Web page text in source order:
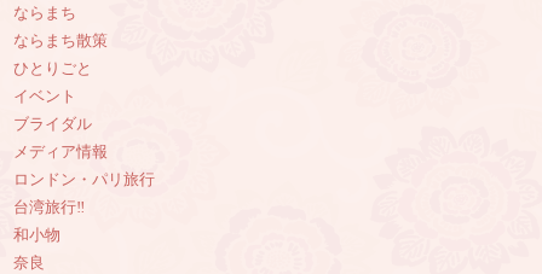
ならまち
ならまち散策
ひとりごと
イベント
ブライダル
メディア情報
ロンドン・パリ旅行
台湾旅行‼︎
和小物
奈良